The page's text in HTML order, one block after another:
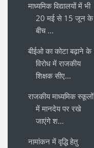
माध्यमिक विद्यालयों में भी
20 मई से 15 जून के
बीच ...
बीईओ का कोटा बढ़ाने के
विरोध में राजकीय
शिक्षक सीए...
राजकीय माध्यमिक स्कूलों
में मानदेय पर रखे
जाएंगे श...
नामांकन में वृद्धि हेतु